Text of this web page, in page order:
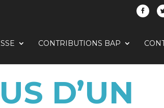
CONTRIBUTIONS BAP
D’UN